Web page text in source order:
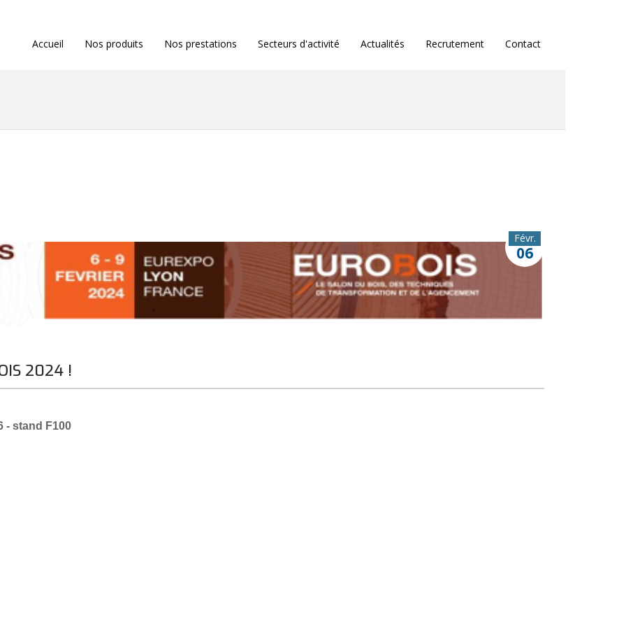
Accueil Nos produits Nos prestations Secteurs d'activité Actualités Recrutement Contact
06
Févr.
2024 !
- stand F100